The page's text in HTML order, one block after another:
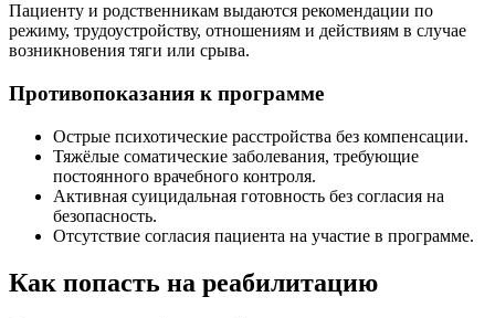
Пациенту и родственникам выдаются рекомендации по
режиму, трудоустройству, отношениям и действиям в случае
возникновения тяги или срыва.
Противопоказания к программе
Острые психотические расстройства без компенсации.
Тяжёлые соматические заболевания, требующие
постоянного врачебного контроля.
Активная суицидальная готовность без согласия на
безопасность.
Отсутствие согласия пациента на участие в программе.
Как попасть на реабилитацию